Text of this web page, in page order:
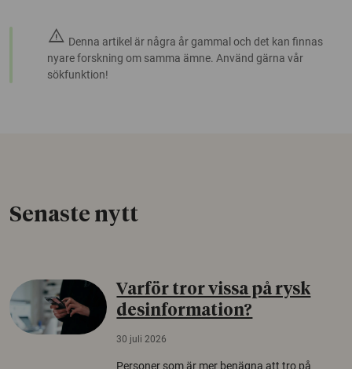
warning Denna artikel är några år gammal och det kan finnas
nyare forskning om samma ämne. Använd gärna vår
sökfunktion!
Senaste nytt
Varför tror vissa på rysk
desinformation?
30 juli 2026
Personer som är mer benägna att tro på